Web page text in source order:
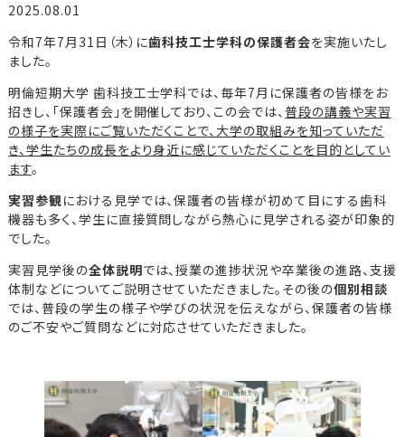
2025.08.01
令和7年7月31日（木）に歯科技工士学科の保護者会を実施いたし
ました。
明倫短期大学 歯科技工士学科では、毎年7月に保護者の皆様をお
招きし、「保護者会」を開催しており、この会では、普段の講義や実習
の様子を実際にご覧いただくことで、大学の取組みを知っていただ
き、学生たちの成長をより身近に感じていただくことを目的としてい
ます。
実習参観における見学では、保護者の皆様が初めて目にする歯科
機器も多く、学生に直接質問しながら熱心に見学される姿が印象的
でした。
実習見学後の全体説明では、授業の進捗状況や卒業後の進路、支援
体制などについてご説明させていただきました。その後の個別相談
では、普段の学生の様子や学びの状況を伝えながら、保護者の皆様
のご不安やご質問などに対応させていただきました。